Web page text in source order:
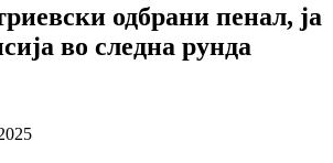
одбрани пенал, ја
во следна рунда